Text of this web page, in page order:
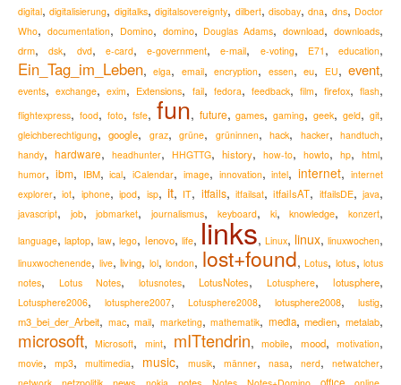
digital,digitalisierung, digitalks,digitalsovereignty, dilbert, disobay,dna, dns, Doctor
Who, documentation, Domino, domino, Douglas Adams,download,downloads,
drm,dsk, dvd, e-card, e-government,e-mail, e-voting, E71 , education,
Ein_Tag_im_Leben,elga, email,encryption, essen,eu, EU,event,
events,exchange,exim, Extensions, fail, fedora, feedback, film, firefox,flash,
flightexpress, food, foto, fsfe, fun, future,games,gaming,geek,geld,git,
gleichberechtigung,google, graz,grüne, grüninnen,hack, hacker,handtuch,
handy, hardware, headhunter, HHGTTG, history, how-to, howto, hp, html,
humor, ibm, IBM,ical,iCalendar, image, innovation,intel,internet,internet
explorer,iot, iphone,ipod, isp, it, IT, itfails, itfailsat,itfailsAT, itfailsDE,java,
javascript, job,jobmarket,journalismus, keyboard, ki,knowledge,konzert,
language,laptop,law,lego, lenovo, life, links, Linux, linux,linuxwochen,
linuxwochenende, live, living, lol, london, lost+found, Lotus, lotus, lotus
notes, Lotus Notes, lotusnotes,LotusNotes,Lotusphere,lotusphere,
Lotusphere2006, lotusphere2007, Lotusphere2008, lotusphere2008, lustig,
m3_bei_der_Arbeit, mac,mail, marketing,mathematik, media,medien,metalab,
microsoft,Microsoft, mint, mITtendrin,mobile, mood,motivation,
movie,mp3,multimedia, music, musik, männer, nasa, nerd, netwatcher,
, , , , , , , , ,